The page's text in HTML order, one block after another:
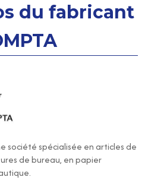
du fabricant
société spécialisée en articles de
de bureau, en papier